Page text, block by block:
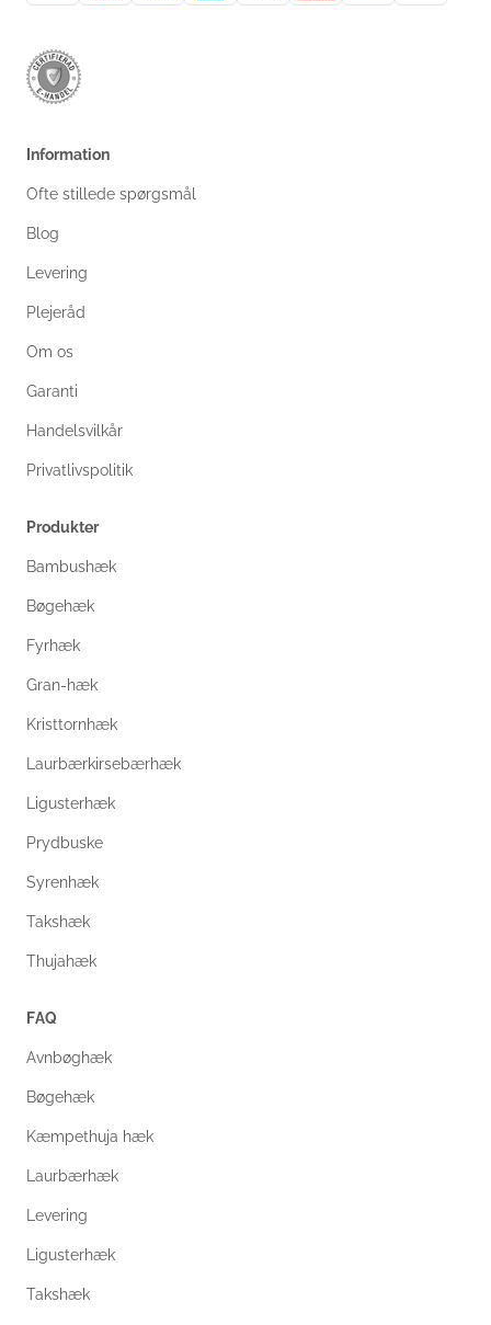
Information
Ofte stillede spørgsmål
Blog
Levering
Plejeråd
Om os
Garanti
Handelsvilkår
Privatlivspolitik
Produkter
Bambushæk
Bøgehæk
Fyrhæk
Gran-hæk
Kristtornhæk
Laurbærkirsebærhæk
Ligusterhæk
Prydbuske
Syrenhæk
Takshæk
Thujahæk
FAQ
Avnbøghæk
Bøgehæk
Kæmpethuja hæk
Laurbærhæk
Levering
Ligusterhæk
Takshæk